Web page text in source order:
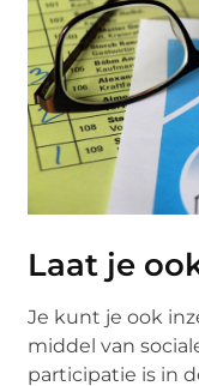
Laat je
Je kunt je ook
middel van
participatie is in